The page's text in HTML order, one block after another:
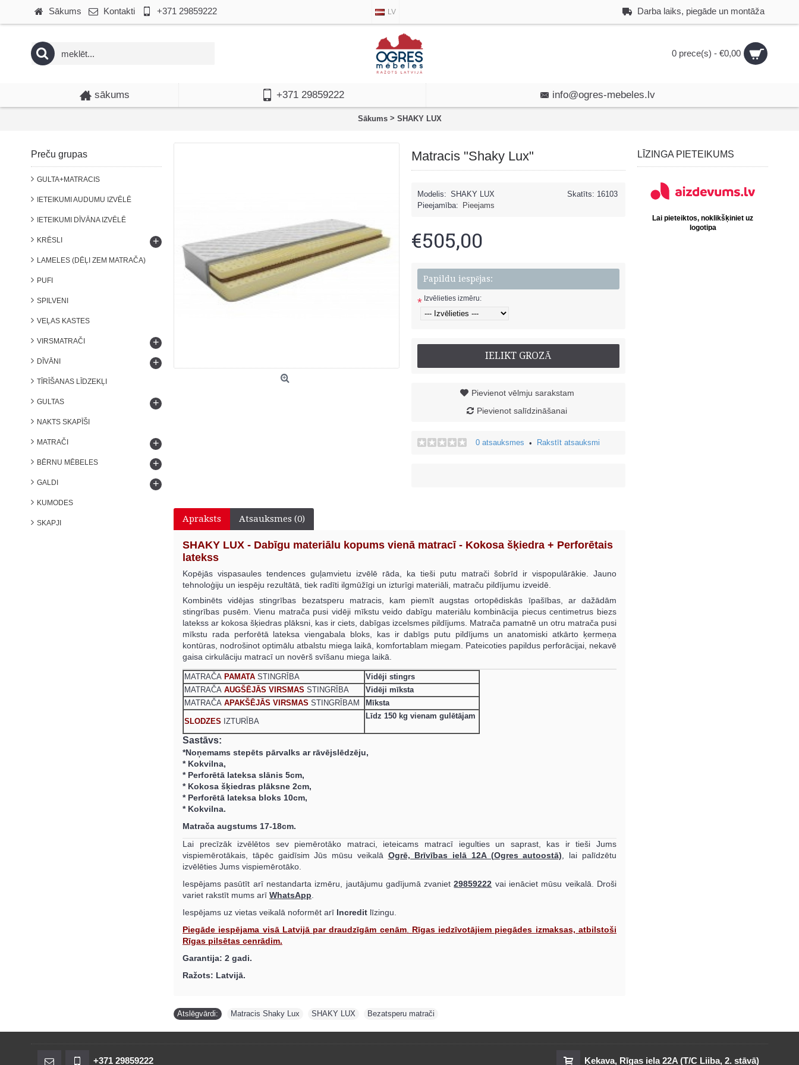
Sākums Kontakti +371 29859222 LV Darba laiks, piegāde un montāža
0 prece(s) - €0,00
sākums +371 29859222 info@ogres-mebeles.lv
Sākums > SHAKY LUX
Preču grupas
GULTA+MATRACIS
IETEIKUMI AUDUMU IZVĒLĒ
IETEIKUMI DĪVĀNA IZVĒLĒ
KRĒSLI +
LAMELES (DĒĻI ZEM MATRAČA)
PUFI
SPILVENI
VEĻAS KASTES
VIRSMATRAČI +
DĪVĀNI +
TĪRĪŠANAS LĪDZEKĻI
GULTAS +
NAKTS SKAPĪŠI
MATRAČI +
BĒRNU MĒBELES +
GALDI +
KUMODES
SKAPJI
LĪZINGA PIETEIKUMS
Lai pieteiktos, noklikšķiniet uz
logotipa
Matracis "Shaky Lux"
Skatīts: 16103
Modelis: SHAKY LUX
Pieejamība:
Pieejams
€505,00
Papildu iespējas:
* Izvēlieties izmēru:
IELIKT GROZĀ
Pievienot vēlmju sarakstam
Pievienot salīdzināšanai
0 atsauksmes • Rakstīt atsauksmi
Apraksts Atsauksmes (0)
SHAKY LUX - Dabīgu materiālu kopums vienā matracī - Kokosa šķiedra + Perforētais
latekss
Kopējās vispasaules tendences guļamvietu izvēlē rāda, ka tieši putu matrači šobrīd ir vispopulārākie. Jauno
tehnoloģiju un iespēju rezultātā, tiek radīti ilgmūžīgi un izturīgi materiāli, matraču pildījumu izveidē.
Kombinēts vidējas stingrības bezatsperu matracis, kam piemīt augstas ortopēdiskās īpašības, ar dažādām
stingrības pusēm. Vienu matrača pusi vidēji mīkstu veido dabīgu materiālu kombinācija piecus centimetrus biezs
latekss ar kokosa šķiedras plāksni, kas ir ciets, dabīgas izcelsmes pildījums. Matrača pamatnē un otru matrača pusi
mīkstu rada perforētā lateksa viengabala bloks, kas ir dabīgs putu pildījums un anatomiski atkārto ķermeņa
kontūras, nodrošinot optimālu atbalstu miega laikā, komfortablam miegam. Pateicoties papildus perforācijai, nekavē
gaisa cirkulāciju matracī un novērš svīšanu miega laikā.
MATRAČA PAMATA STINGRĪBA
Vidēji stingrs
MATRAČA AUGŠĒJĀS VIRSMAS STINGRĪBA
Vidēji mīksta
MATRAČA APAKŠĒJĀS VIRSMAS STINGRĪBAM Mīksta
SLODZES IZTURĪBA
Līdz 150 kg vienam gulētājam
Sastāvs:
*Noņemams stepēts pārvalks ar rāvējslēdzēju,
* Kokvilna,
* Perforētā lateksa slānis 5cm,
* Kokosa šķiedras plāksne 2cm,
* Perforētā lateksa bloks 10cm,
* Kokvilna.
Matrača augstums 17-18cm.
Lai precīzāk izvēlētos sev piemērotāko matraci, ieteicams matracī iegulties un saprast, kas ir tieši Jums
vispiemērotākais, tāpēc gaidīsim Jūs mūsu veikalā Ogrē, Brīvības ielā 12A (Ogres autoostā) , lai palīdzētu
izvēlēties Jums vispiemērotāko.
Iespējams pasūtīt arī nestandarta izmēru, jautājumu gadījumā zvaniet29859222 vai ienāciet mūsu veikalā. Droši
variet rakstīt mums arī WhatsApp
Iespējams uz vietas veikalā noformēt arī Incredit līzingu.
Piegāde iespējama visā Latvijā par draudzīgām cenām. Rīgas iedzīvotājiem piegādes izmaksas, atbilstoši
Rīgas pilsētas cenrādim.
Garantija: 2 gadi.
Ražots: Latvijā.
Atslēgvārdi: Matracis Shaky Lux SHAKY LUX Bezatsperu matrači
+371 29859222 Ķekava, Rīgas iela 22A (T/C Liiba, 2. stāvā)